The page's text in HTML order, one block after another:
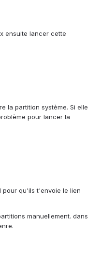
ensuite lancer cette
la partition système. Si elle
pour lancer la
pour qu'ils t'envoie le lien
manuellement. dans